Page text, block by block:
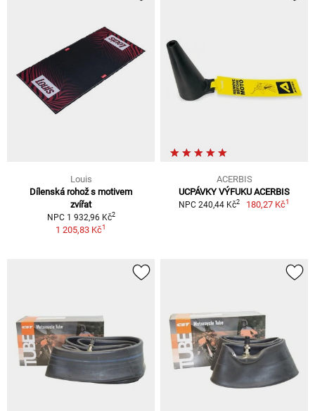
Louis
Dílenská rohož s motivem
zvířat
NPC 1 932,96 Kč2
1 205,83 Kč1
ACERBIS
UCPÁVKY VÝFUKU ACERBIS
NPC 240,44 Kč2 180,27 Kč1